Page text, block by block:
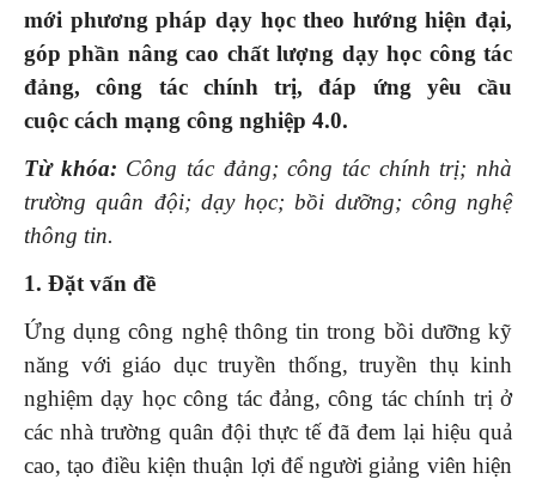
mới phương pháp dạy học theo hướng hiện đại,
góp phần nâng cao chất lượng dạy học công tác
đảng, công tác chính trị, đáp ứng yêu cầu
cuộc cách mạng công nghiệp 4.0.
Từ khóa: Công tác đảng; công tác chính trị; nhà
trường quân đội; dạy học; bồi dưỡng; công nghệ
thông tin.
1. Đặt vấn đề
Ứng dụng công nghệ thông tin trong bồi dưỡng kỹ
năng với giáo dục truyền thống, truyền thụ kinh
nghiệm dạy học công tác đảng, công tác chính trị ở
các nhà trường quân đội thực tế đã đem lại hiệu quả
cao, tạo điều kiện thuận lợi để người giảng viên hiện